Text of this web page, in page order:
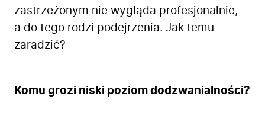
zastrzeżonym nie wygląda profesjonalnie,
a do tego rodzi podejrzenia. Jak temu
zaradzić?
Komu grozi niski poziom dodzwanialności?